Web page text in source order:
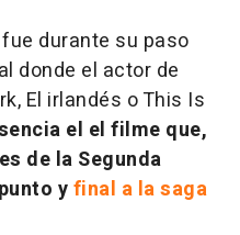
durante su paso
donde el actor de
El irlandés o This Is
el el filme que,
de la Segunda
yfinal a la saga